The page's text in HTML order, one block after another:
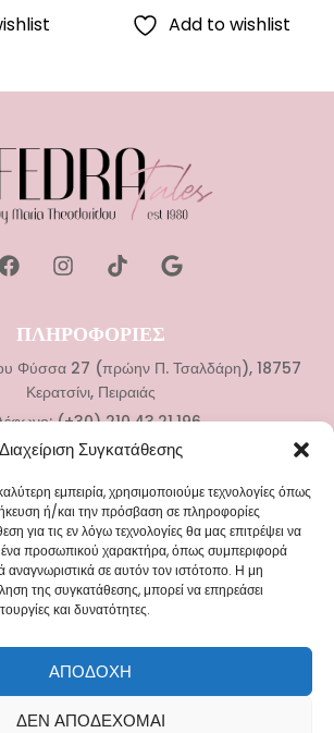
Διαχείριση Συγκατάθεσης
εμπειρία, χρησιμοποιούμε τεχνολογίες όπως
ή/και την πρόσβαση σε πληροφορίες
για τις εν λόγω τεχνολογίες θα μας επιτρέψει να
προσωπικού χαρακτήρα, όπως συμπεριφορά
αναγνωριστικά σε αυτόν τον ιστότοπο. Η μη
της συγκατάθεσης, μπορεί να επηρεάσει
και δυνατότητες.
ΑΠΟΔΟΧΉ
ΔΕΝ ΑΠΟΔΈΧΟΜΑΙ
Add to wishlist
ΠΛΗΡΟΦΟΡΙΕΣ
Φύσσα 27 (πρώην Π. Τσαλδάρη), 18757
Κερατσίνι, Πειραιάς
(+30) 210.43.21.196
Νυφικά
Αξεσουάρ Γάμου
Βαπτιστικά Ρούχα
Αξεσουάρ Βάπτισης
Blog
Επικοινωνία